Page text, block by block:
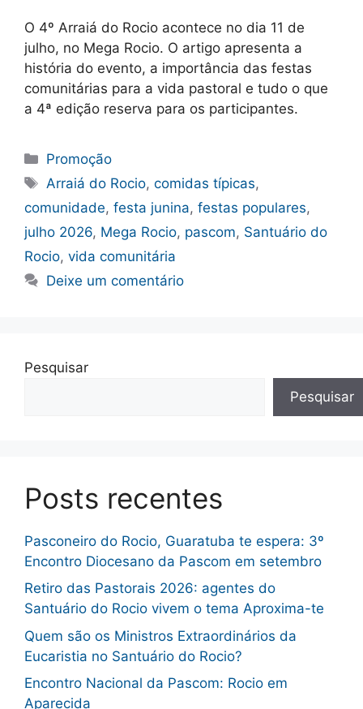
O 4º Arraiá do Rocio acontece no dia 11 de
julho, no Mega Rocio. O artigo apresenta a
história do evento, a importância das festas
comunitárias para a vida pastoral e tudo o que
a 4ª edição reserva para os participantes.
Categorias
Promoção
Tags
Arraiá do Rocio,comidas típicas,
comunidade, festa junina, festas populares,
julho 2026, Mega Rocio, pascom, Santuário do
Rocio, vida comunitária
Deixe um comentário
Pesquisar
Pesquisar
Posts recentes
Pasconeiro do Rocio, Guaratuba te espera: 3º
Encontro Diocesano da Pascom em setembro
Retiro das Pastorais 2026: agentes do
Santuário do Rocio vivem o tema Aproxima-te
Quem são os Ministros Extraordinários da
Eucaristia no Santuário do Rocio?
Encontro Nacional da Pascom: Rocio em
Aparecida